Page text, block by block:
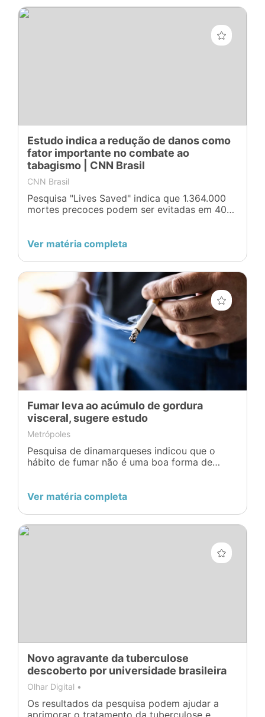
Estudo indica a redução de danos como
fator importante no combate ao
tabagismo | CNN Brasil
CNN Brasil
Pesquisa "Lives Saved" indica que 1.364.000
mortes precoces podem ser evitadas em 40
Ver matéria completa
Fumar leva ao acúmulo de gordura
visceral, sugere estudo
Metrópoles
Pesquisa de dinamarqueses indicou que o
hábito de fumar não é uma boa forma de
Ver matéria completa
Novo agravante da tuberculose
descoberto por universidade brasileira
Olhar Digital •
Os resultados da pesquisa podem ajudar a